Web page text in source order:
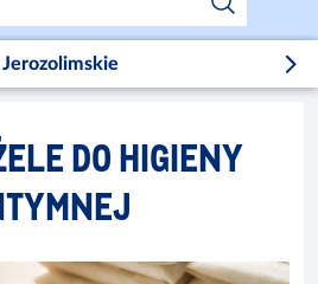
DO HIGIENY